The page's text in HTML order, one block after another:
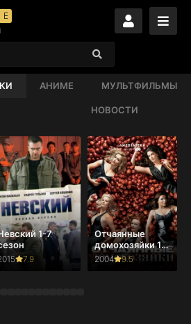
АНИМЕ МУЛЬТФИЛЬМЫ
НОВОСТИ
1-7
7.9
Отчаянные
домохозяйки 1-
8 сезон
2004 9.5